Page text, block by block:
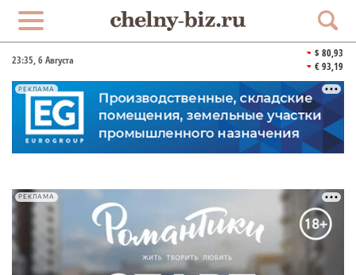
23:35, 6 Августа
$ 80,93
€ 93,19
РЕКЛАМА
РЕКЛАМА